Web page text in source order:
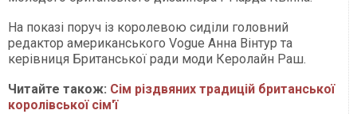
На показі поруч із королевою сиділи головний
редактор американського Vogue Анна Вінтур та
керівниця Британської ради моди Керолайн Раш.
Читайте також: Сім різдвяних традицій британської
королівської сім'ї